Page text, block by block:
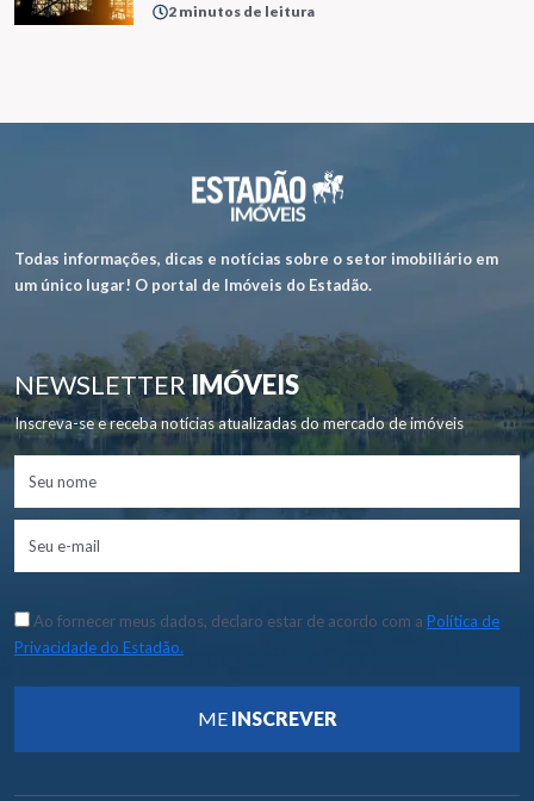
2 minutos de leitura
Todas informações, dicas e notícias sobre o setor imobiliário em
um único lugar! O portal de Imóveis do Estadão.
NEWSLETTERIMÓVEIS
Inscreva-se e receba notícias atualizadas do mercado de imóveis
Ao fornecer meus dados, declaro estar de acordo com a Política de
Privacidade do Estadão.
ME INSCREVER